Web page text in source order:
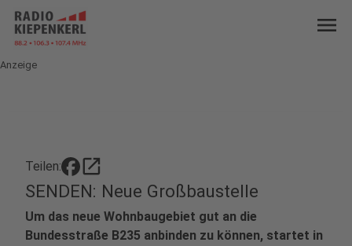
menu
Anzeige
Teilen: open_in_new
SENDEN: Neue Großbaustelle
Um das neue Wohnbaugebiet gut an die
Bundesstraße B235 anbinden zu können, startet in